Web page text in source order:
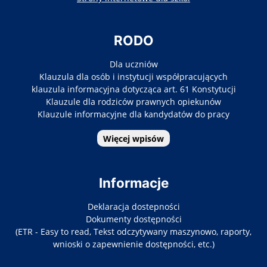
RODO
Dla uczniów
Klauzula dla osób i instytucji współpracujących
klauzula informacyjna dotycząca art. 61 Konstytucji
Klauzule dla rodziców prawnych opiekunów
Klauzule informacyjne dla kandydatów do pracy
Więcej wpisów
Informacje
Deklaracja dostepności
Dokumenty dostępności
(ETR - Easy to read, Tekst odczytywany maszynowo, raporty,
wnioski o zapewnienie dostępności, etc.)